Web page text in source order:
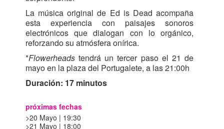
próximas fechas
20 Mayo | 19:30
21 Mayo | 18:00
La música original de Ed is Dead acompaña
esta experiencia con paisajes sonoros
electrónicos que dialogan con lo orgánico,
reforzando su atmósfera onírica.
*Flowerheadstendrá un tercer paso el 21 de
mayo en la plaza del Portugalete, a las 21:00h
Duración: 17 minutos